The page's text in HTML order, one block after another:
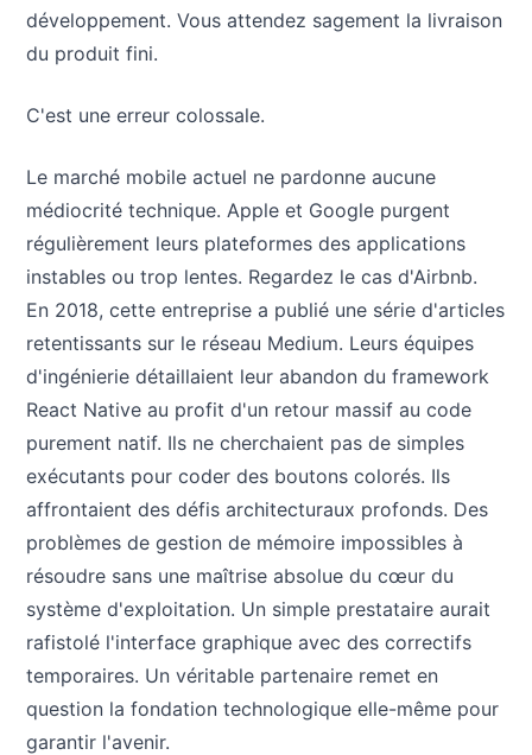
développement. Vous attendez sagement la livraison
du produit fini.
C'est une erreur colossale.
Le marché mobile actuel ne pardonne aucune
médiocrité technique. Apple et Google purgent
régulièrement leurs plateformes des applications
instables ou trop lentes. Regardez le cas d'Airbnb.
En 2018, cette entreprise a publié une série d'articles
retentissants sur le réseau Medium. Leurs équipes
d'ingénierie détaillaient leur abandon du framework
React Native au profit d'un retour massif au code
purement natif. Ils ne cherchaient pas de simples
exécutants pour coder des boutons colorés. Ils
affrontaient des défis architecturaux profonds. Des
problèmes de gestion de mémoire impossibles à
résoudre sans une maîtrise absolue du cœur du
système d'exploitation. Un simple prestataire aurait
rafistolé l'interface graphique avec des correctifs
temporaires. Un véritable partenaire remet en
question la fondation technologique elle-même pour
garantir l'avenir.